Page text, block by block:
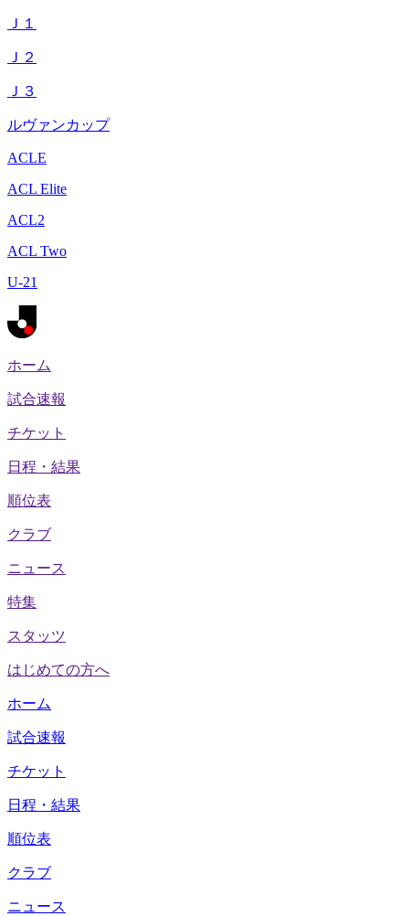
Ｊ１
Ｊ２
Ｊ３
ルヴァンカップ
ACLE
ACL Elite
ACL2
ACL Two
U-21
ホーム
試合速報
チケット
日程・結果
順位表
クラブ
ニュース
特集
スタッツ
はじめての方へ
ホーム
試合速報
チケット
日程・結果
順位表
クラブ
ニュース